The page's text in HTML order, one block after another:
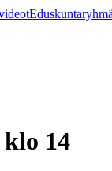
klo 14